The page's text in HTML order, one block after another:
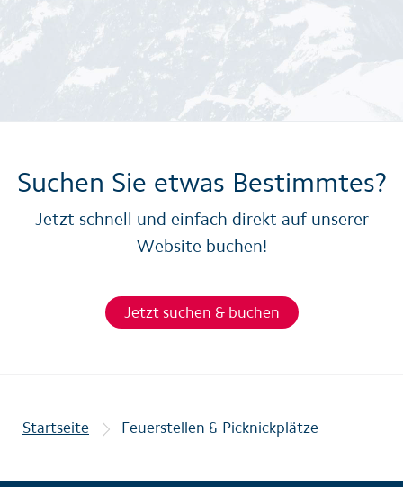
Suchen Sie etwas Bestimmtes?
Jetzt schnell und einfach direkt auf unserer
Website buchen!
Jetzt suchen & buchen
Startseite Feuerstellen & Picknickplätze